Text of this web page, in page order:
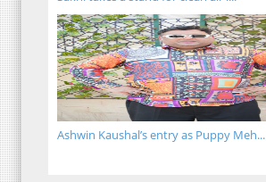
Ashwin Kaushal’s entry as Puppy Meh...